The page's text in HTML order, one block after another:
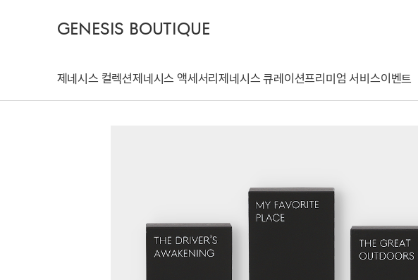
GENESIS BOUTIQUE
제네시스 컬렉션제네시스 액세서리제네시스 큐레이션프리미엄 서비스이벤트